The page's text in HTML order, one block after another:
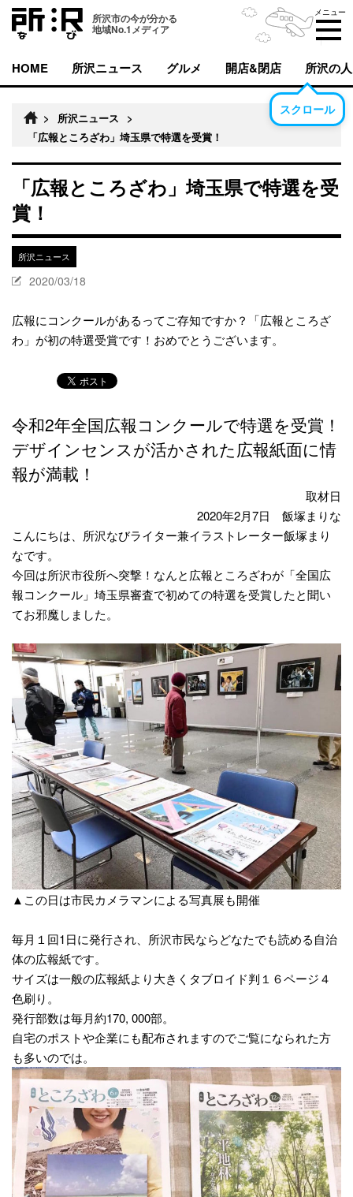
所沢市の今が分かる
地域No.1メディア
メニュー
HOME 所沢ニュース グルメ 開店&閉店 所沢の人
スクロール
> 所沢ニュース
>
「広報ところざわ」埼玉県で特選を受賞！
「広報ところざわ」埼玉県で特選を受
賞！
所沢ニュース
2020/03/18
広報にコンクールがあるってご存知ですか？「広報ところざ
わ」が初の特選受賞です！おめでとうございます。
令和2年全国広報コンクールで特選を受賞！
デザインセンスが活かされた広報紙面に情
報が満載！
取材日
2020年2月7日 飯塚まりな
こんにちは、所沢なびライター兼イラストレーター飯塚まり
なです。
今回は所沢市役所へ突撃！なんと広報ところざわが「全国広
報コンクール」埼玉県審査で初めての特選を受賞したと聞い
てお邪魔しました。
▲この日は市民カメラマンによる写真展も開催
毎月１回1日に発行され、所沢市民ならどなたでも読める自治
体の広報紙です。
サイズは一般の広報紙より大きくタブロイド判１６ページ４
色刷り。
発行部数は毎月約170, 000部。
自宅のポストや企業にも配布されますのでご覧になられた方
も多いのでは。